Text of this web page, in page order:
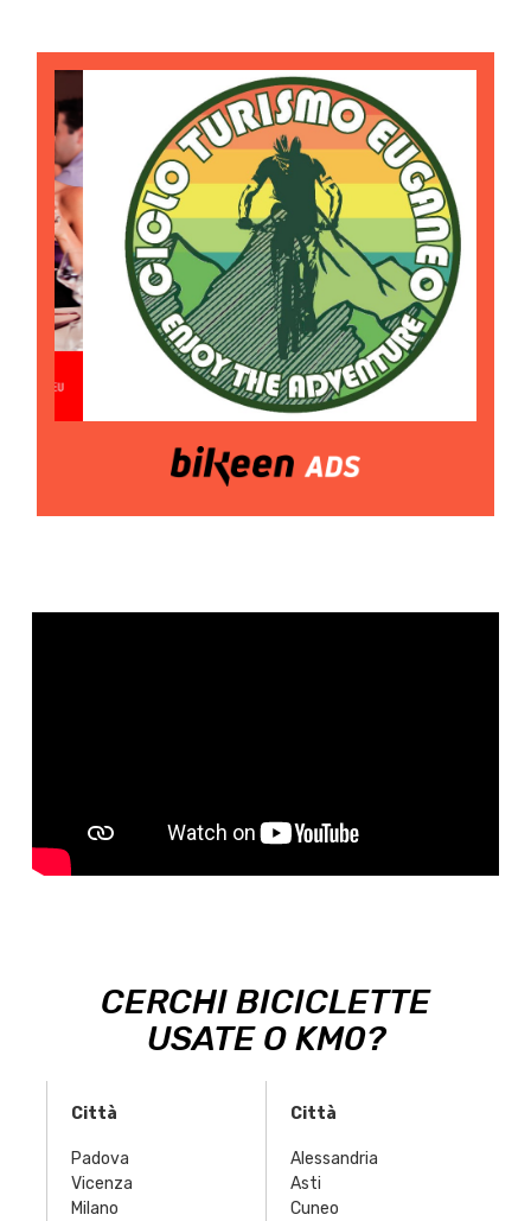
CERCHI BICICLETTE
USATE O KM0?
Città
Padova
Vicenza
Milano
Città
Alessandria
Asti
Cuneo